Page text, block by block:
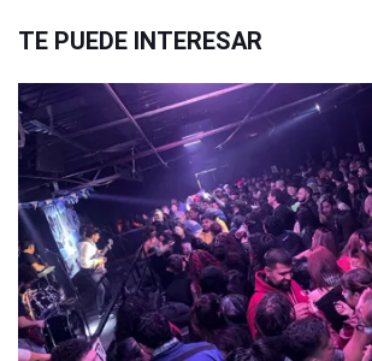
TE PUEDE INTERESAR